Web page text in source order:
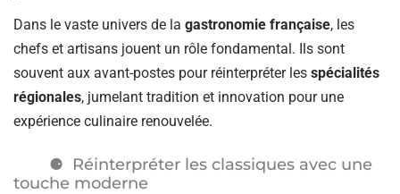
Dans le vaste univers de la gastronomie française, les
chefs et artisans jouent un rôle fondamental. Ils sont
souvent aux avant-postes pour réinterpréter les spécialités
régionales, jumelant tradition et innovation pour une
expérience culinaire renouvelée.
Réinterpréter les classiques avec une
touche moderne